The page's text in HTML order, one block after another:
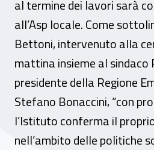
al termine dei lavori sarà
all’Asp locale. Come
Bettoni, intervenuto alla
mattina insieme al
presidente della Regione
Stefano Bonaccini, “con
l’Istituto conferma il
nell’ambito delle politiche